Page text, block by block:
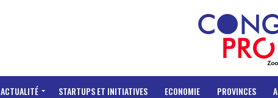
ACTUALITÉ STARTUPS ET INITIATIVES ECONOMIE PROVINCES